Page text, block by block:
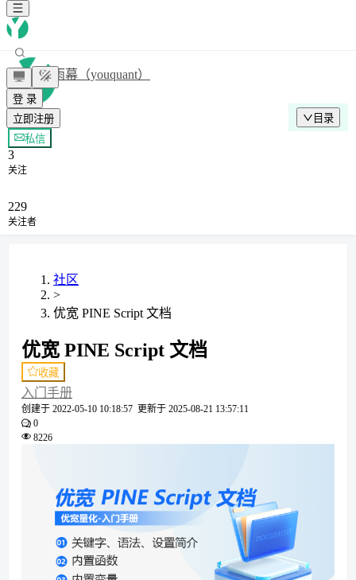
登 录
立即注册
雨幕（youquant）
+ 关注
私信
3
关注
229
关注者
目录
社区
>
优宽 PINE Script 文档
优宽 PINE Script 文档
收藏
入门手册
创建于 2022-05-10 10:18:57 更新于 2025-08-21 13:57:11
0
8226